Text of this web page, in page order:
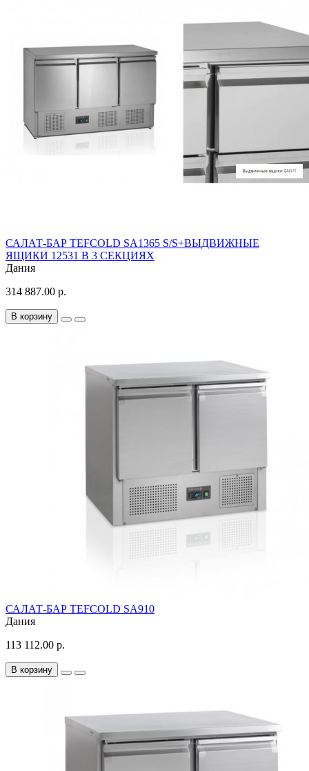
САЛАТ-БАР TEFCOLD SA1365 S/S+ВЫДВИЖНЫЕ
ЯЩИКИ 12531 В 3 СЕКЦИЯХ
Дания
314 887.00 р.
В корзину
САЛАТ-БАР TEFCOLD SA910
Дания
113 112.00 р.
В корзину